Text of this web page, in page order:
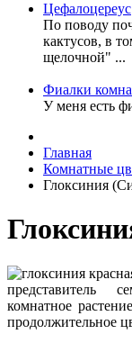
Цефалоцереус
По поводу
кактусов, в
щелочной" ...
Фиалки
У меня есть
Главная
Комнатные
Глоксиния
представитель
комнатное
продолжительное